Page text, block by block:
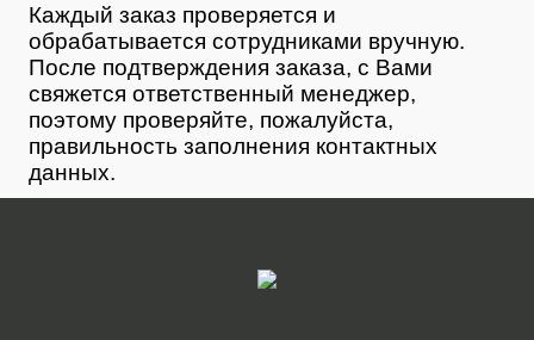
Каждый заказ проверяется и
обрабатывается сотрудниками вручную.
После подтверждения заказа, с Вами
свяжется ответственный менеджер,
поэтому проверяйте, пожалуйста,
правильность заполнения контактных
данных.